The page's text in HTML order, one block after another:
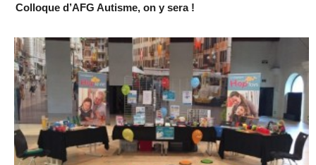
Colloque d’AFG Autisme, on y sera !